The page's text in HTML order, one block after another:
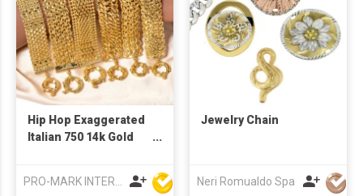
Hip Hop Exaggerated
Italian 750 14k Gold
Ladies Wholesale
Jewelry Chain
Neri Romualdo Spa